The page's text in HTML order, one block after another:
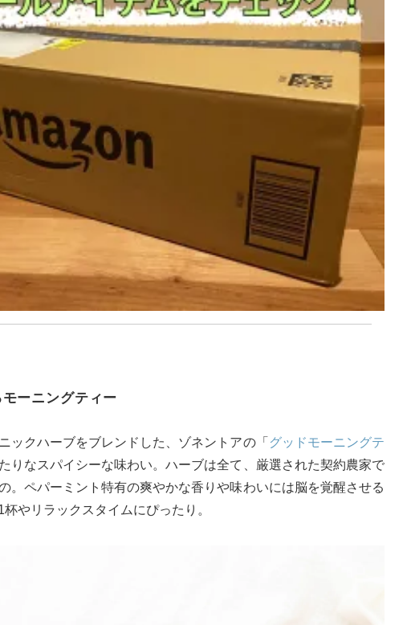
ーニングティー
ックハーブをブレンドした、ゾネントアの「 グッドモーニングテ
りなスパイシーな味わい。ハーブは全て、厳選された契約農家で
。ペパーミント特有の爽やかな香りや味わいには脳を覚醒させる
やリラックスタイムにぴったり。